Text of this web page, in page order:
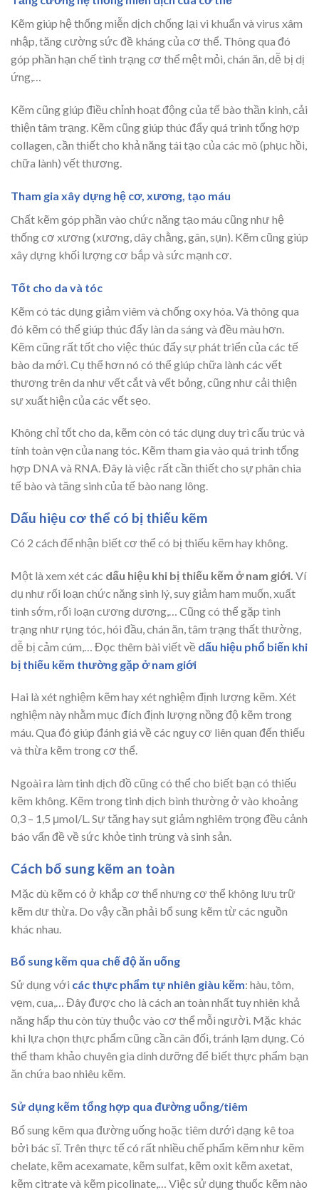
Kẽm giúp hệ thống miễn dịch chống lại vi khuẩn và virus xâm
nhập, tăng cường sức đề kháng của cơ thể. Thông qua đó
góp phần hạn chế tình trạng cơ thể mệt mỏi, chán ăn, dễ bị dị
ứng,…
Kẽm cũng giúp điều chỉnh hoạt động của tế bào thần kinh, cải
thiện tâm trạng. Kẽm cũng giúp thúc đẩy quá trình tổng hợp
collagen, cần thiết cho khả năng tái tạo của các mô (phục hồi,
chữa lành) vết thương.
Tham gia xây dựng hệ cơ, xương, tạo máu
Chất kẽm góp phần vào chức năng tạo máu cũng như hệ
thống cơ xương (xương, dây chằng, gân, sụn). Kẽm cũng giúp
xây dựng khối lượng cơ bắp và sức mạnh cơ.
Tốt cho da và tóc
Kẽm có tác dụng giảm viêm và chống oxy hóa. Và thông qua
đó kẽm có thể giúp thúc đẩy làn da sáng và đều màu hơn.
Kẽm cũng rất tốt cho việc thúc đẩy sự phát triển của các tế
bào da mới. Cụ thể hơn nó có thể giúp chữa lành các vết
thương trên da như vết cắt và vết bỏng, cũng như cải thiện
sự xuất hiện của các vết sẹo.
Không chỉ tốt cho da, kẽm còn có tác dụng duy trì cấu trúc và
tính toàn vẹn của nang tóc. Kẽm tham gia vào quá trình tổng
hợp DNA và RNA. Đây là việc rất cần thiết cho sự phân chia
tế bào và tăng sinh của tế bào nang lông.
Dấu hiệu cơ thể có bị thiếu kẽm
Có 2 cách để nhận biết cơ thể có bị thiếu kẽm hay không.
Một là xem xét các dấu hiệu khi bị thiếu kẽm ở nam giới. Ví
dụ như rối loạn chức năng sinh lý, suy giảm ham muốn, xuất
tinh sớm, rối loạn cương dương,… Cũng có thể gặp tình
trạng như rụng tóc, hói đầu, chán ăn, tâm trạng thất thường,
dễ bị cảm cúm,… Đọc thêm bài viết về dấu hiệu phổ biến khi
bị thiếu kẽm thường gặp ở nam giới
Hai là xét nghiệm kẽm hay xét nghiệm định lượng kẽm. Xét
nghiệm này nhằm mục đích định lượng nồng độ kẽm trong
máu. Qua đó giúp đánh giá về các nguy cơ liên quan đến thiếu
và thừa kẽm trong cơ thể.
Ngoài ra làm tinh dịch đồ cũng có thể cho biết bạn có thiếu
kẽm không. Kẽm trong tinh dịch bình thường ở vào khoảng
0,3 – 1,5 μmol/L. Sự tăng hay sụt giảm nghiêm trọng đều cảnh
báo vấn đề về sức khỏe tinh trùng và sinh sản.
Cách bổ sung kẽm an toàn
Mặc dù kẽm có ở khắp cơ thể nhưng cơ thể không lưu trữ
kẽm dư thừa. Do vậy cần phải bổ sung kẽm từ các nguồn
khác nhau.
Bổ sung kẽm qua chế độ ăn uống
Sử dụng với các thực phẩm tự nhiên giàu kẽm: hàu, tôm,
vẹm, cua,… Đây được cho là cách an toàn nhất tuy nhiên khả
năng hấp thu còn tùy thuộc vào cơ thể mỗi người. Mặc khác
khi lựa chọn thực phẩm cũng cần cân đối, tránh lạm dụng. Có
thể tham khảo chuyên gia dinh dưỡng để biết thực phẩm bạn
ăn chứa bao nhiêu kẽm.
Sử dụng kẽm tổng hợp qua đường uống/tiêm
Bổ sung kẽm qua đường uống hoặc tiêm dưới dạng kê toa
bởi bác sĩ. Trên thực tế có rất nhiều chế phẩm kẽm như kẽm
chelate, kẽm acexamate, kẽm sulfat, kẽm oxit kẽm axetat,
kẽm citrate và kẽm picolinate,… Việc sử dụng thuốc kẽm nào